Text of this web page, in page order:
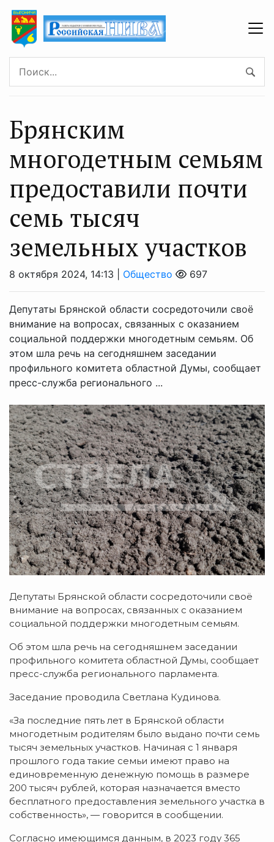
Брянским
многодетным семьям
предоставили почти
семь тысяч
земельных участков
8 октября 2024, 14:13 | Общество 697
Депутаты Брянской области сосредоточили своё
внимание на вопросах, связанных с оказанием
социальной поддержки многодетным семьям. Об
этом шла речь на сегодняшнем заседании
профильного комитета областной Думы, сообщает
пресс-служба регионального ...
Депутаты Брянской области сосредоточили своё
внимание на вопросах, связанных с оказанием
социальной поддержки многодетным семьям.
Об этом шла речь на сегодняшнем заседании
профильного комитета областной Думы, сообщает
пресс-служба регионального парламента.
Заседание проводила Светлана Кудинова.
«За последние пять лет в Брянской области
многодетным родителям было выдано почти семь
тысяч земельных участков. Начиная с 1 января
прошлого года такие семьи имеют право на
единовременную денежную помощь в размере
200 тысяч рублей, которая назначается вместо
бесплатного предоставления земельного участка в
собственность», — говорится в сообщении.
Согласно имеющимся данным, в 2023 году 365